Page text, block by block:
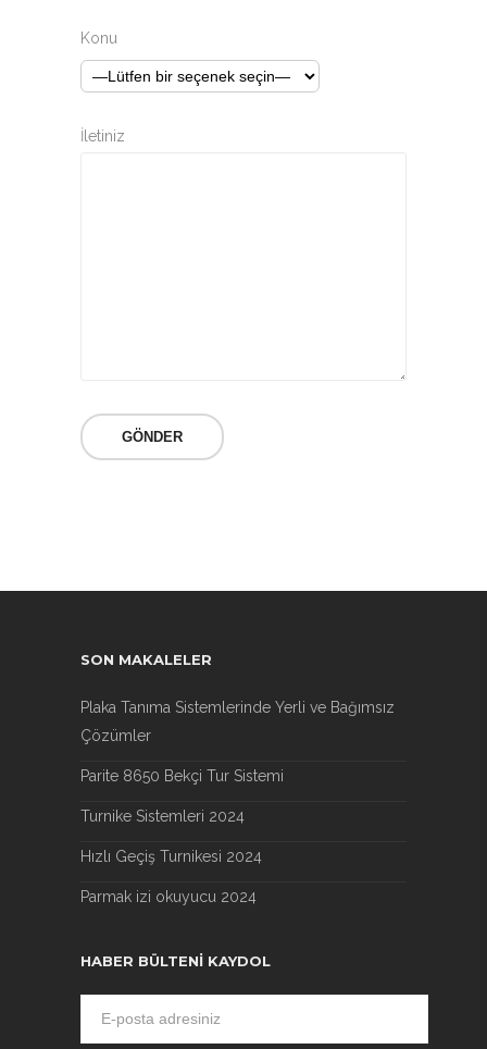
Konu
İletiniz
SON MAKALELER
Plaka Tanıma Sistemlerinde Yerli ve Bağımsız
Çözümler
Parite 8650 Bekçi Tur Sistemi
Turnike Sistemleri 2024
Hızlı Geçiş Turnikesi 2024
Parmak izi okuyucu 2024
HABER BÜLTENI KAYDOL